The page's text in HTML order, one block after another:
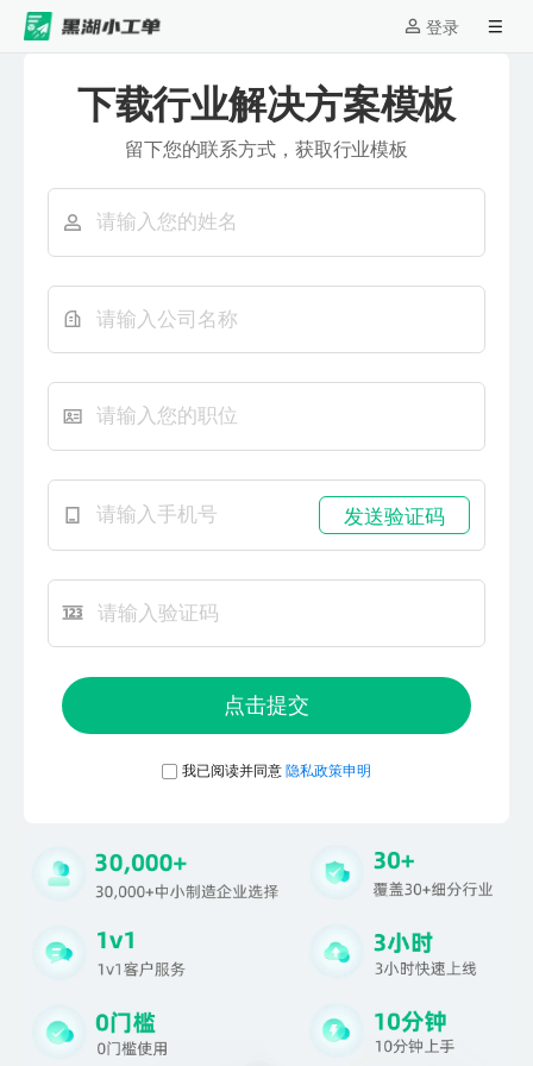
登录
下载行业解决方案模板
留下您的联系方式，获取行业模板
发送验证码
点击提交
我已阅读并同意 隐私政策申明